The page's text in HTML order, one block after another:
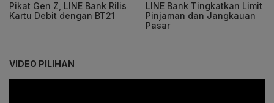
Pikat Gen Z, LINE Bank Rilis
Kartu Debit dengan BT21
LINE Bank Tingkatkan Limit
Pinjaman dan Jangkauan
Pasar
VIDEO PILIHAN